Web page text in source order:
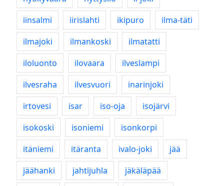
iinsalmi
iirislahti ikipuro
ilma-täti
ilmajoki
ilmankoski
ilmatatti
iloluonto
ilovaara
ilveslampi
ilvesraha
ilvesvuori
inarinjoki
irtovesi
isar iso-oja
isojärvi
isokoski
isoniemi
isonkorpi
itäniemi
itäranta ivalo-joki
jää
jäähanki
jahtijuhla
jäkäläpää